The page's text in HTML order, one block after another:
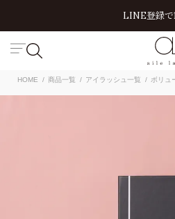
LINE登録で
HOME 商品一覧 アイラッシュ一覧 ボリュ